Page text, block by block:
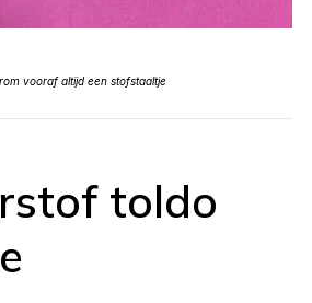
vooraf altijd een stofstaaltje
toldo